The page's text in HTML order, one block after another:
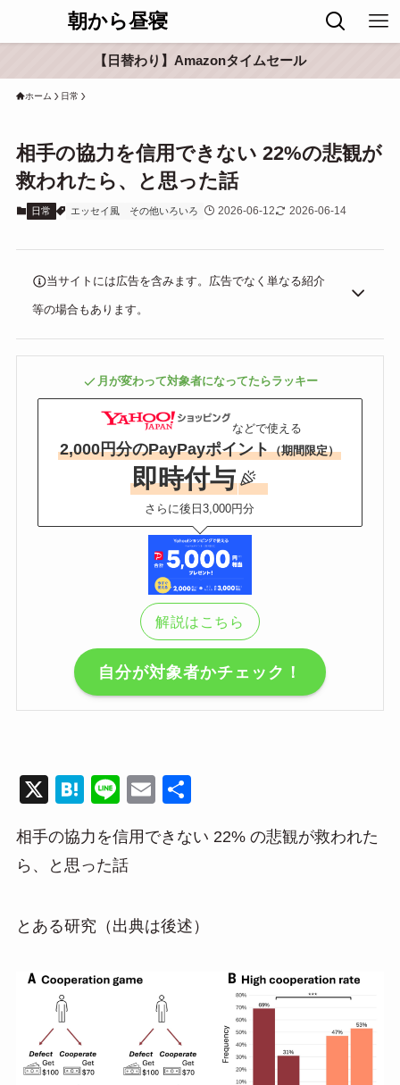
朝から昼寝
【日替わり】Amazonタイムセール
ホーム 日常
相手の協力を信用できない 22%の悲観が
救われたら、と思った話
日常 エッセイ風 その他いろいろ 2026-06-12 2026-06-14
当サイトには広告を含みます。広告でなく単なる紹介
等の場合もあります。
月が変わって対象者になってたらラッキー
などで使える
2,000円分のPayPayポイント（期間限定）
即時付与
さらに後日3,000円分
解説はこちら
自分が対象者かチェック！
X
H
e
n
Li
e
E
ail
相手の協力を信用できない 22% の悲観が救われた
ら、と思った話
とある研究（出典は後述）